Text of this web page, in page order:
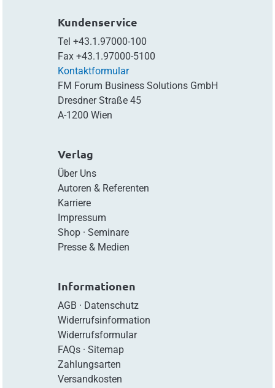
Kundenservice
Tel +43.1.97000-100
Fax +43.1.97000-5100
Kontaktformular
FM Forum Business Solutions GmbH
Dresdner Straße 45
A-1200 Wien
Verlag
Über Uns
Autoren & Referenten
Karriere
Impressum
Shop· Seminare
Presse & Medien
Informationen
AGB · Datenschutz
Widerrufsinformation
Widerrufsformular
FAQs· Sitemap
Zahlungsarten
Versandkosten